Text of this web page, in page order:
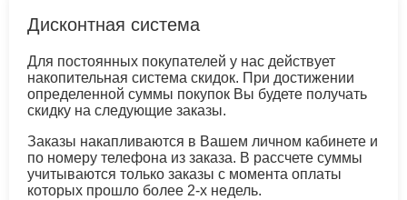
Дисконтная система
Для постоянных покупателей у нас действует
накопительная система скидок. При достижении
определенной суммы покупок Вы будете получать
скидку на следующие заказы.
Заказы накапливаются в Вашем личном кабинете и
по номеру телефона из заказа. В рассчете суммы
учитываются только заказы с момента оплаты
которых прошло более 2-х недель.